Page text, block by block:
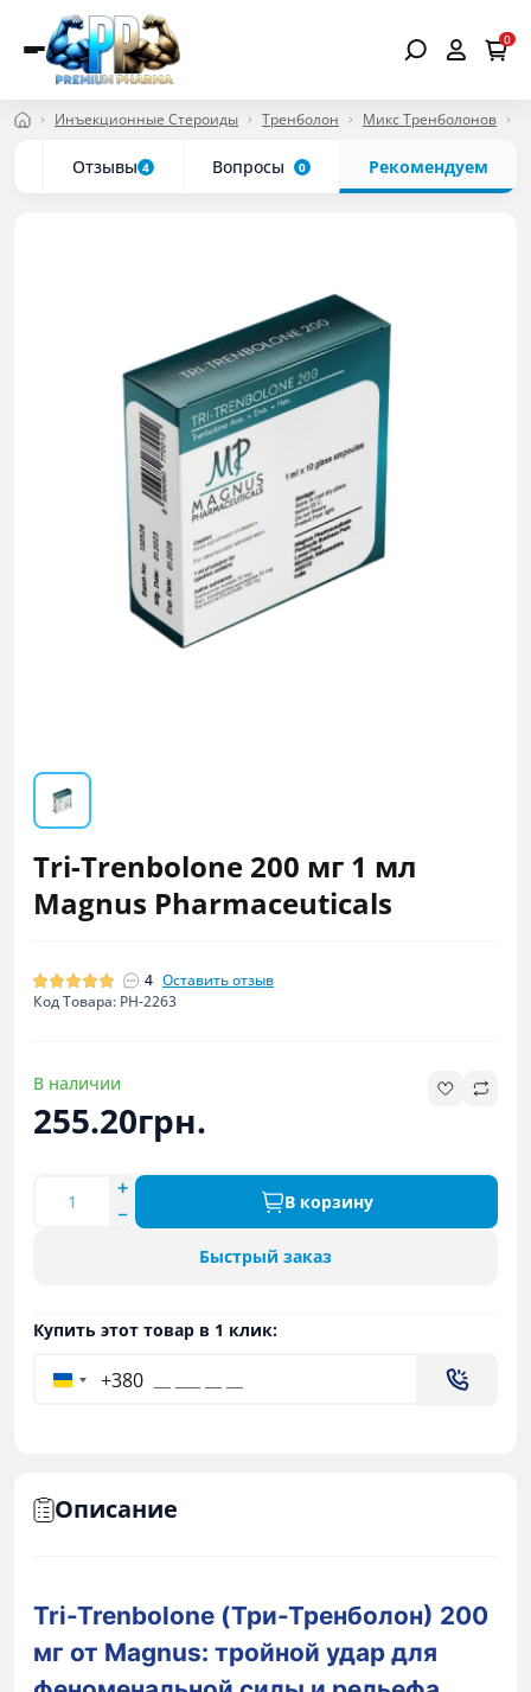
0
Инъекционные Стероиды Тренболон Микс Тренболонов
Отзывы 4 Вопросы 0 Рекомендуем
Tri-Trenbolone 200 мг 1 мл
Magnus Pharmaceuticals
4 Оставить отзыв
Код Товара: PH-2263
В наличии
255.20грн.
В корзину
Быстрый заказ
Купить этот товар в 1 клик:
+380
Описание
Tri-Trenbolone (Три-Тренболон) 200
мг от Magnus: тройной удар для